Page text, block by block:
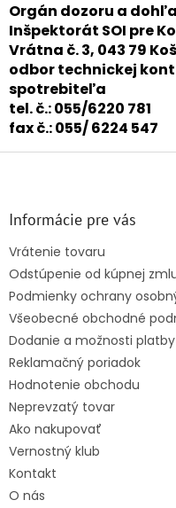
Orgán dozoru a
Inšpektorát SOI pre
Vrátna č. 3, 043 79
odbor technickej
spotrebiteľa
tel. č.: 055/6220 781
fax č.: 055/ 6224 547
Z
Informácie pre vás
Vrátenie tovaru
Odstúpenie od kúpnej
Podmienky ochrany
Všeobecné obchodné
Dodanie a možnosti platby
Reklamačný poriadok
Hodnotenie obchodu
Neprevzatý tovar
Ako nakupovať
Vernostný klub
Kontakt
O nás